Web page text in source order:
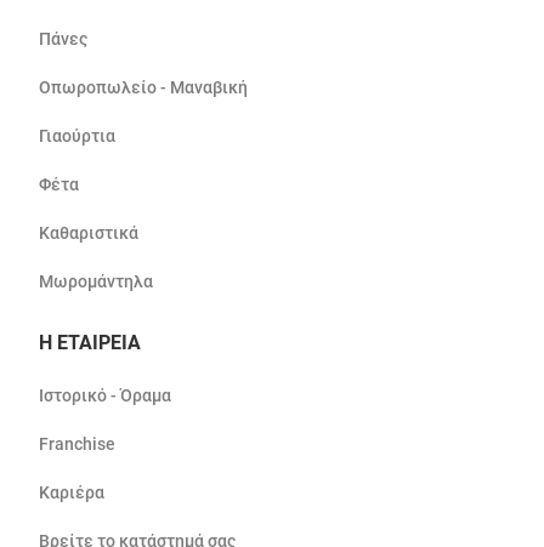
Πάνες
Οπωροπωλείο - Μαναβική
Γιαούρτια
Φέτα
Καθαριστικά
Μωρομάντηλα
Η ΕΤΑΙΡΕΙΑ
Ιστορικό - Όραμα
Franchise
Καριέρα
Βρείτε το κατάστημά σας